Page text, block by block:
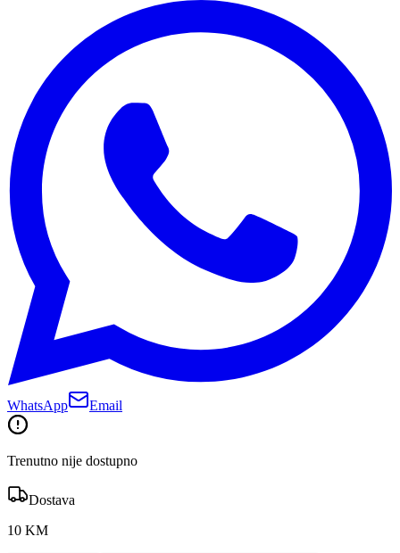
WhatsApp Email
Trenutno nije dostupno
Dostava
10 KM